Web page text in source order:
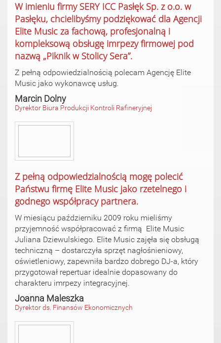
W imieniu firmy SERY ICC Pasłęk Sp. z o.o. w
Pasłęku, chcielibyśmy podziękować dla Agencji
Elite Music za fachową, profesjonalną i
kompleksową obsługę imrpezy firmowej pod
nazwą „Piknik w Stolicy Sera”.
Z pełną odpowiedzialnością polecam Agencję Elite
Music jako wykonawcę usług.
Marcin Dolny
Dyrektor Biura Produkcji Kontroli Rafineryjnej
Z pełną odpowiedzialnością mogę polecić
Państwu firmę Elite Music jako rzetelnego i
godnego współpracy partnera.
W miesiącu październiku 2009 roku mieliśmy
przyjemność współpracować z firmą Elite Music
Juliana Dziewulskiego. Elite Music zajęła się obsługą
techniczną – dostarczyła sprzęt nagłośnieniowy,
oświetleniowy, zapewniła bardzo dobrego DJ-a, który
przygotował repertuar idealnie dopasowany do
charakteru imrpezy integracyjnej.
Joanna Maleszka
Dyrektor ds. Finansów Ekonomicznych